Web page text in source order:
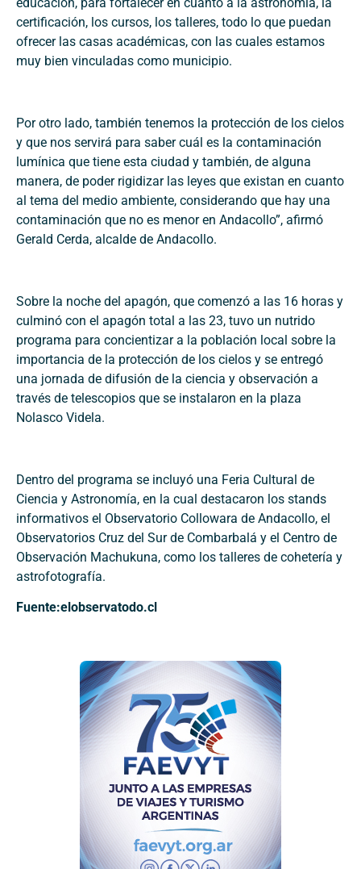
certificación, los cursos, los talleres, todo lo que puedan
ofrecer las casas académicas, con las cuales estamos
muy bien vinculadas como municipio.
Por otro lado, también tenemos la protección de los cielos
y que nos servirá para saber cuál es la contaminación
lumínica que tiene esta ciudad y también, de alguna
manera, de poder rigidizar las leyes que existan en cuanto
al tema del medio ambiente, considerando que hay una
contaminación que no es menor en Andacollo”, afirmó
Gerald Cerda, alcalde de Andacollo.
Sobre la noche del apagón, que comenzó a las 16 horas y
culminó con el apagón total a las 23, tuvo un nutrido
programa para concientizar a la población local sobre la
importancia de la protección de los cielos y se entregó
una jornada de difusión de la ciencia y observación a
través de telescopios que se instalaron en la plaza
Nolasco Videla.
Dentro del programa se incluyó una Feria Cultural de
Ciencia y Astronomía, en la cual destacaron los stands
informativos el Observatorio Collowara de Andacollo, el
Observatorios Cruz del Sur de Combarbalá y el Centro de
Observación Machukuna, como los talleres de cohetería y
astrofotografía.
Fuente:elobservatodo.cl